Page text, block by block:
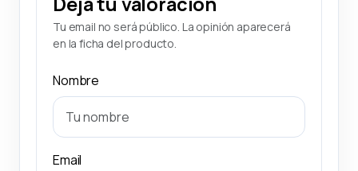
Tu email no será público. La opinión aparecerá
en la ficha del producto.
Nombre
Email